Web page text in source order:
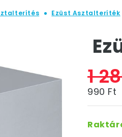
Ezüst Asztalteríték
1
990 Ft